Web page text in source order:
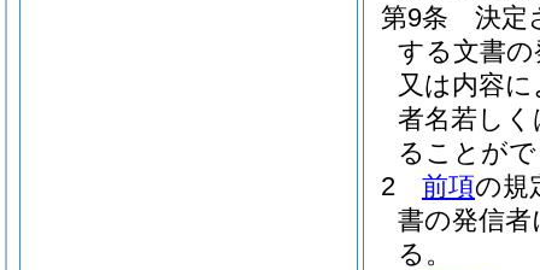
第9条
決定
する文書
又は内容
者名若し
ることが
2
前項の規
書の発信
る。